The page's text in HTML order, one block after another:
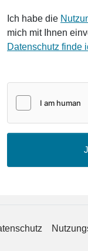
Ich habe die
mich mit Ihnen
Datenschutz finde